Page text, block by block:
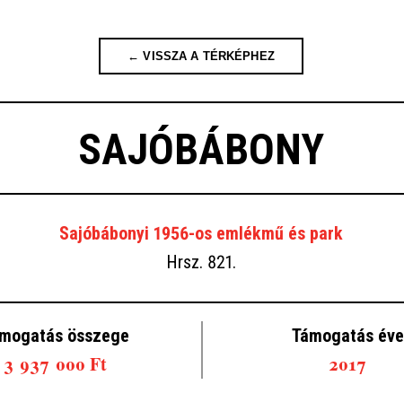
← VISSZA A TÉRKÉPHEZ
SAJÓBÁBONY
Sajóbábonyi 1956-os emlékmű és park
Hrsz. 821.
összege
3 937 000 Ft
Támogatás éve
2017